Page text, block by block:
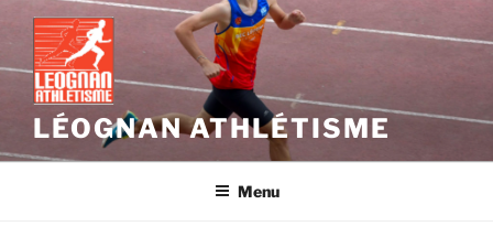
Aller
au
contenu
principal
LÉOGNAN ATHLÉTISME
Menu